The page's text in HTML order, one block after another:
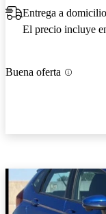
Entrega a
El precio incluye
Buena oferta